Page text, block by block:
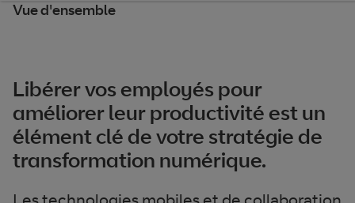
Vue d'ensemble
Libérer vos employés pour
améliorer leur productivité est un
élément clé de votre stratégie de
transformation numérique.